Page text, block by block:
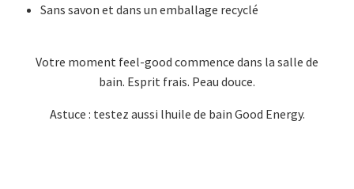
Sans savon et dans un emballage recyclé
Votre moment feel-good commence dans la salle de
bain. Esprit frais. Peau douce.
Astuce : testez aussi lhuile de bain Good Energy.